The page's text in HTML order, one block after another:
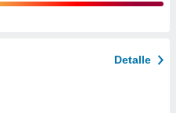
Detalle